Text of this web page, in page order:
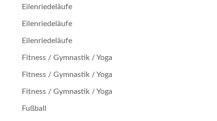
Eilenriedeläufe
Eilenriedeläufe
Eilenriedeläufe
Fitness / Gymnastik / Yoga
Fitness / Gymnastik / Yoga
Fitness / Gymnastik / Yoga
Fußball